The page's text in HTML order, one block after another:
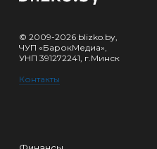
© 2009-2026 blizko.by,
ЧУП «БарокМедиа»,
УНП 391272241, г.Минск
Контакты